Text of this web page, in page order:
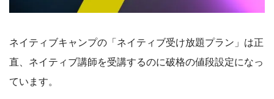
ネイティブキャンプの「ネイティブ受け放題プラン」は正
直、ネイティブ講師を受講するのに破格の値段設定になっ
ています。